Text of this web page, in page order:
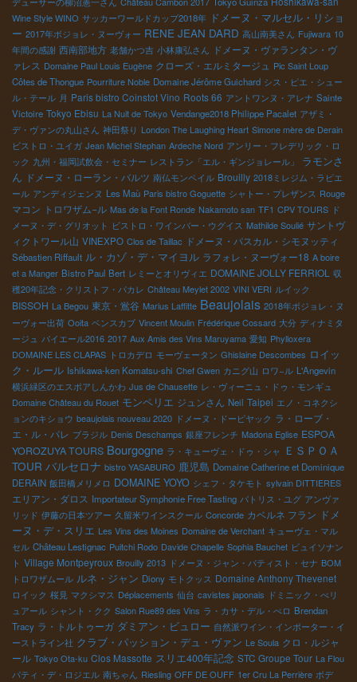
Wine Style WINO サッカーワールドカップ2018年 ドメーヌ・マルセル・リショ
ー 2017年ボジョレ・ヌーヴォー RENE JEAN DARD 高山南美さん Fujiwara 10
年間の感謝 西南部地方 老舗かつ吉 小林康弘さん ドメーヌ・ヴァランタン・ヴ
ァレス Domaine Paul Louis Eugène クローズ・エルミタージュ Pic Saint Loup
Côtes de Thongue Pourriture Noble Domaine Jérôme Guichard シス・ピエ・シュー
ル・テール 月 Paris bistro Coinstot Vino Roots 66 アントワンヌ・アレナ Sainte
Victoire Tokyo Ebisu La Nuit de Tokyo Vendange2018 Philippe Pacalet アザミ・
デ・ヴァンの丸山さん 神田祭り London The Laughing Heart Simone mère de Derain
ビストロ・ユイガ Jean Michel Stephan Ardeche Nord アンリー・フレデリック・ロ
ック 九州・福岡試飲会・セミナー レストラン「エル・ギンジョレール」
ラモンさ
ん ドメーヌ・ローラン・バルツ 南仏モンペイル Brouilly 2018ミレジム・ラピエ
ール アンディジェンヌ Les Maù Paris bistro Goguette シャトー・プレザンス Rouge
マコン トロワザム−ル Mas de la Font Ronde Nakamoto san TF1 CPV TOURS ド
メーヌ・デ・グリオット ビストロ・ワインバー・ウグイス Mathilde Soulié サントヴ
ィクトワール山 VINEXPO Clos de Taillac ドメーヌ・パスカル・シモヌッティ
Sébastien Riffault ル・カゾ・デ・マイヨル ラフォレ・ヌーヴォー18 A boire
et a Manger Bistro Paul Bert レミーとオリヴィエ DOMAINE JOLLY FERRIOL 収
穫20年記念・クリストフ・パカレ Château Meylet 2002 VINI VERI ルイック
BISSOH La Begou 東京・鴬谷 Marius Laffitte Beaujolais 2018年ボジョレ・ヌ
ーヴォー出荷 Ooita ベンスカブ Vincent Moulin Frédérique Cossard 大分 ディナミタ
ージュ バイエール2016 2017 Aux Amis des Vins Maruyama 愛知 Phylloxera
DOMAINE LES CLAPAS トロカデロ モーヴェータン Ghislaine Descombes ロイッ
ク・ルール Ishikawa-ken Komatsu-shi Chef Gwen カニグ山 ロワ−ル L'Angevin
横浜緑区のエスポアしんかわ Jus de Chausette レ・ヴィーニュ・ドゥ・モンギュ
Domaine Château du Rouet モンペリエ ジュンさん Neil Taipei エノ・コネクシ
ョンのキショウ beaujolais nouveau 2020 ドメーヌ・ドーピヤック ラ・ローブ・
エ・ル・パレ ブラジル Denis Deschamps 銀座フレンチ Madona Eglise ESPOA
YOROZUYA TOURS Bourgogne ラ・キューヴェ・ドゥ・シャ
ＥＳＰＯＡ
TOUR バルセロナ bistro YASABURO 鹿児島 Domaine Catherine et Dominique
DERAIN 飯田橋メリメロ DOMAINE YOYO シェフ・タケモト sylvain DITTIERES
エリアン・ダロス Importateur Symphonie Free Tasting パトリス・ユグ アンヴァ
リッド 伊藤の日本ツアー 久留米ワインスクール Concorde カベルネ フラン ドメ
ーヌ・デ・スリエ Les Vins des Moines Domaine de Verchant キューヴェ・マル
セル Château Lestignac Puitchi Rodo Davide Chapelle Sophia Bauchet ビュイソナン
ト Village Montpeyroux Brouilly 2013 ドメーヌ・ジャン・バティスト・セナ BOM
トロワザムール ルネ・ジャン Diony モトクッス Domaine Anthony Thevenet
ロイック 桜見 マクシマス Déplacements 仙台 cavistes japonais ドミニック・べリ
ュアール シャント・クク Salon Rue89 des Vins ラ・カサ・デル・ぺロ Brendan
Tracy ラ・トルトゥーガ ダミアン・ビュロー 自然派ワイン・インポーター・イ
ーストライン社 クラブ・パッション・デュ・ヴァン Le Soula クロ・ルジャ
ール Tokyo Ota-ku Clos Massotte スリエ400年記念 STC Groupe Tour La Flou
パティ・デ・ロジエル 南ちゃん Riesling OFF DE OUFF 1er Cru La Perrière ボデ